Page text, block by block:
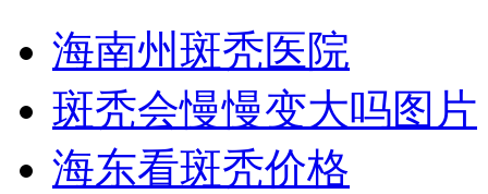
海南州斑秃医院
斑秃会慢慢变大吗图片
海东看斑秃价格